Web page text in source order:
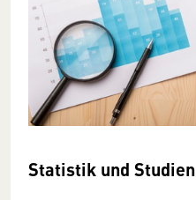
Statistik und Studien